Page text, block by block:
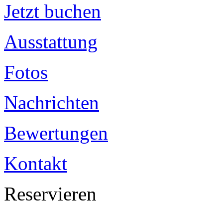
Jetzt buchen
Ausstattung
Fotos
Nachrichten
Bewertungen
Kontakt
Reservieren